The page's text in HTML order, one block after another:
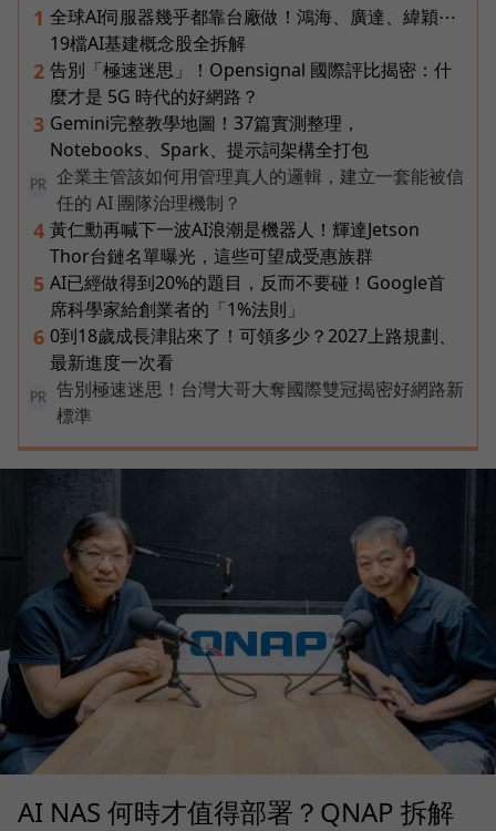
1 全球AI伺服器幾乎都靠台廠做！鴻海、廣達、緯穎⋯
19檔AI基建概念股全拆解
2 告別「極速迷思」！Opensignal 國際評比揭密：什
麼才是 5G 時代的好網路？
3 Gemini完整教學地圖！37篇實測整理，
Notebooks、Spark、提示詞架構全打包
PR
企業主管該如何用管理真人的邏輯，建立一套能被信
任的 AI 團隊治理機制？
4 黃仁勳再喊下一波AI浪潮是機器人！輝達Jetson
Thor台鏈名單曝光，這些可望成受惠族群
5 AI已經做得到20%的題目，反而不要碰！Google首
席科學家給創業者的「1%法則」
6 0到18歲成長津貼來了！可領多少？2027上路規劃、
最新進度一次看
PR
告別極速迷思！台灣大哥大奪國際雙冠揭密好網路新
標準
AI NAS 何時才值得部署？QNAP 拆解